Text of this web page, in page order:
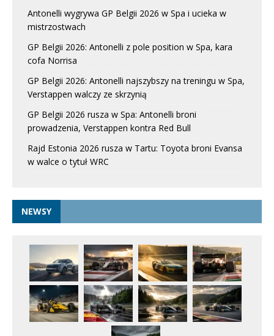
Antonelli wygrywa GP Belgii 2026 w Spa i ucieka w
mistrzostwach
GP Belgii 2026: Antonelli z pole position w Spa, kara
cofa Norrisa
GP Belgii 2026: Antonelli najszybszy na treningu w Spa,
Verstappen walczy ze skrzynią
GP Belgii 2026 rusza w Spa: Antonelli broni
prowadzenia, Verstappen kontra Red Bull
Rajd Estonia 2026 rusza w Tartu: Toyota broni Evansa
w walce o tytuł WRC
NEWSY